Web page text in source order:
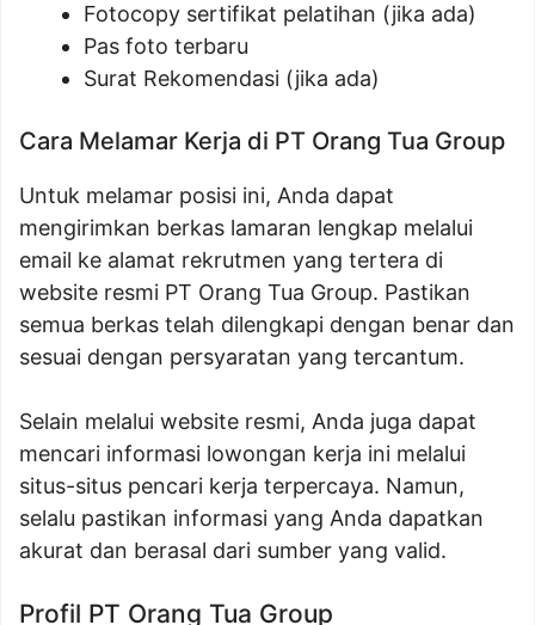
Fotocopy sertifikat pelatihan (jika ada)
Pas foto terbaru
Surat Rekomendasi (jika ada)
Cara Melamar Kerja di PT Orang Tua Group
Untuk melamar posisi ini, Anda dapat
mengirimkan berkas lamaran lengkap melalui
email ke alamat rekrutmen yang tertera di
website resmi PT Orang Tua Group. Pastikan
semua berkas telah dilengkapi dengan benar dan
sesuai dengan persyaratan yang tercantum.
Selain melalui website resmi, Anda juga dapat
mencari informasi lowongan kerja ini melalui
situs-situs pencari kerja terpercaya. Namun,
selalu pastikan informasi yang Anda dapatkan
akurat dan berasal dari sumber yang valid.
Profil PT Orang Tua Group